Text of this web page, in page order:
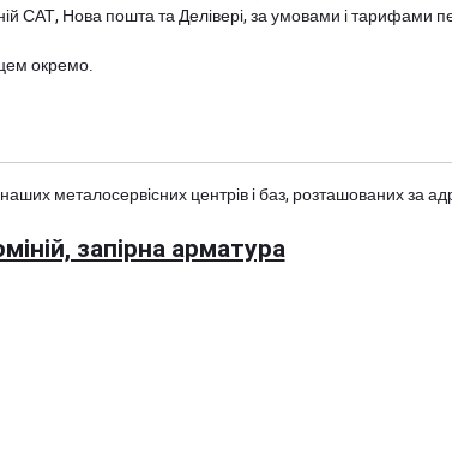
САТ, Нова пошта та Делівері, за умовами і тарифами
окремо.
металосервісних центрів і баз, розташованих за
запірна арматура